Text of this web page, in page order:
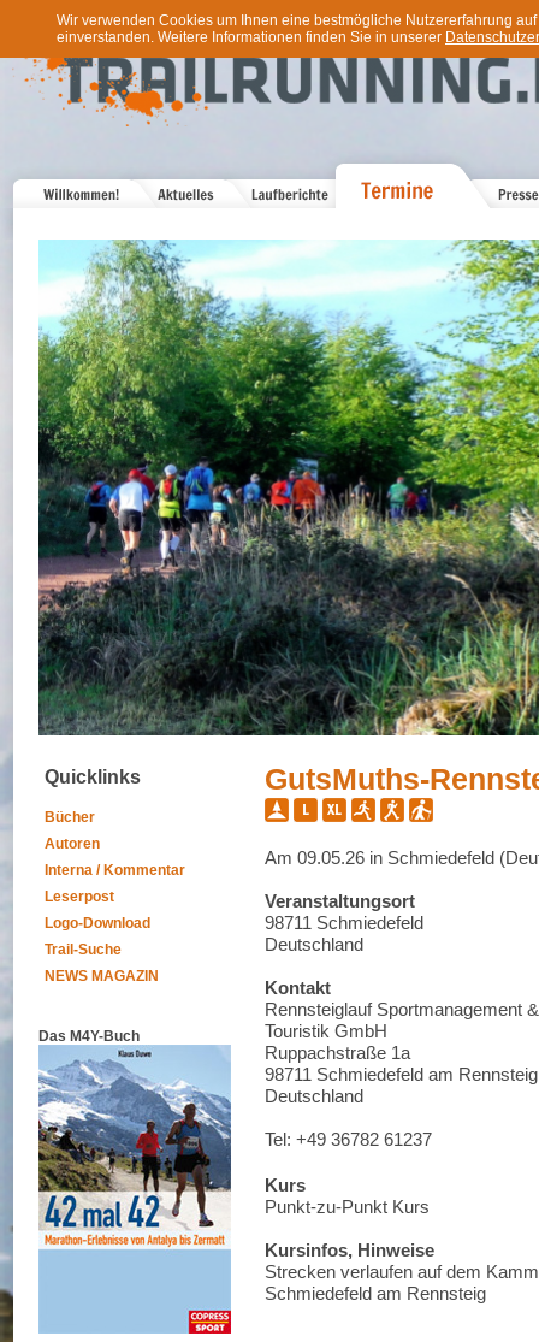
Wir verwenden Cookies um Ihnen eine bestmögliche Nutzererfahrung
einverstanden. Weitere Informationen finden Sie in unserer
Quicklinks
Bücher
Autoren
Interna / Kommentar
Leserpost
Logo-Download
Trail-Suche
NEWS MAGAZIN
Das M4Y-Buch
GutsMuths-
Am 09.05.26 in Schmiedefeld
Veranstaltungsort
98711 Schmiedefeld
Deutschland
Kontakt
Rennsteiglauf Sportmanagement &
Touristik GmbH
Ruppachstraße 1a
98711 Schmiedefeld am Rennsteig
Deutschland
Tel: +49 36782 61237
Kurs
Punkt-zu-Punkt Kurs
Kursinfos, Hinweise
Strecken verlaufen auf dem
Schmiedefeld am Rennsteig